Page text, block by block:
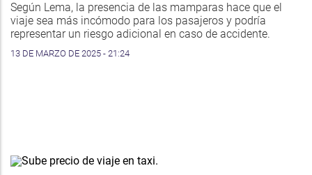
Según Lema, la presencia de las mamparas hace que el
viaje sea más incómodo para los pasajeros y podría
representar un riesgo adicional en caso de accidente.
13 DE MARZO DE 2025 - 21:24